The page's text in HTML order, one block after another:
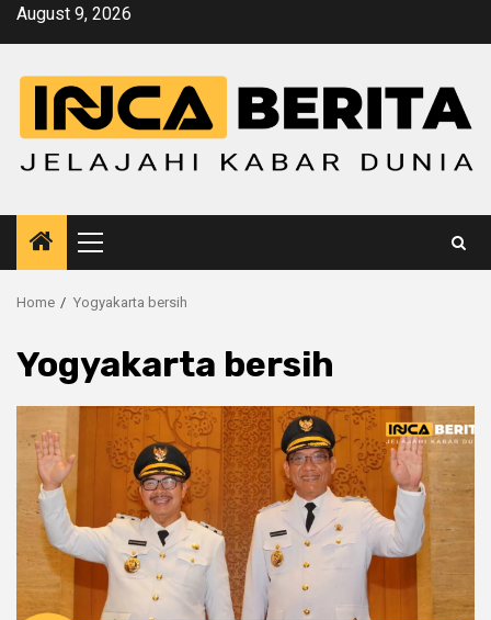
SkipAugust 9, 2026
Primary
Menu
Home Yogyakarta bersih
Yogyakarta bersih